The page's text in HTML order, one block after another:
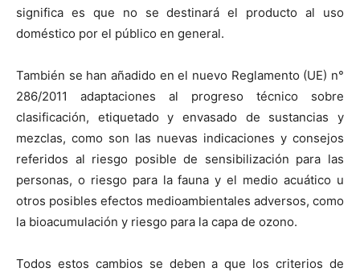
significa es que no se destinará el producto al uso
doméstico por el público en general.
También se han añadido en el nuevo Reglamento (UE) n°
286/2011 adaptaciones al progreso técnico sobre
clasificación, etiquetado y envasado de sustancias y
mezclas, como son las nuevas indicaciones y consejos
referidos al riesgo posible de sensibilización para las
personas, o riesgo para la fauna y el medio acuático u
otros posibles efectos medioambientales adversos, como
la bioacumulación y riesgo para la capa de ozono.
Todos estos cambios se deben a que los criterios de